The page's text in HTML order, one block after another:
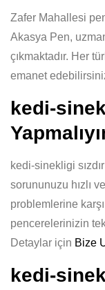
Zafer Mahallesi
Akasya Pen,
çıkmaktadır. Her
emanet
kedi-
kedi-sinekligi
sorununuzu hızlı
problemlerine
pencerelerinizin
Detaylar için Bize
kedi-